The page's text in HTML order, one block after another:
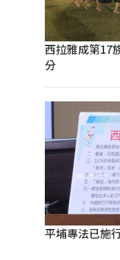
西拉雅成第17
分
平埔專法已施